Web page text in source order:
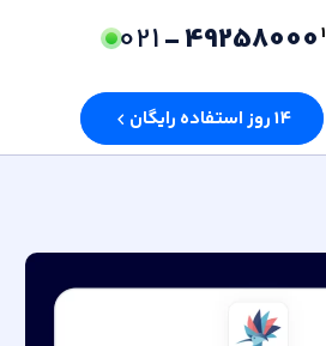
49258000 -
021
14 روز استفاده رایگان